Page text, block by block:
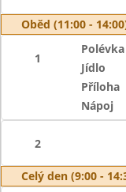
Oběd (11:00 -
1
Polévka
Jídlo
Příloha
Nápoj
2
Celý den (9:00 -